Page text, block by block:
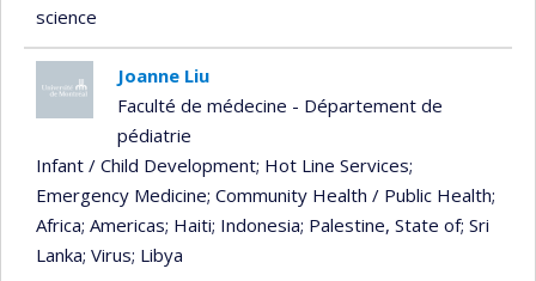
science
Joanne Liu
Faculté de médecine - Département de
pédiatrie
Infant / Child Development; Hot Line Services;
Emergency Medicine; Community Health / Public Health;
Africa; Americas; Haiti; Indonesia; Palestine, State of; Sri
Lanka; Virus; Libya